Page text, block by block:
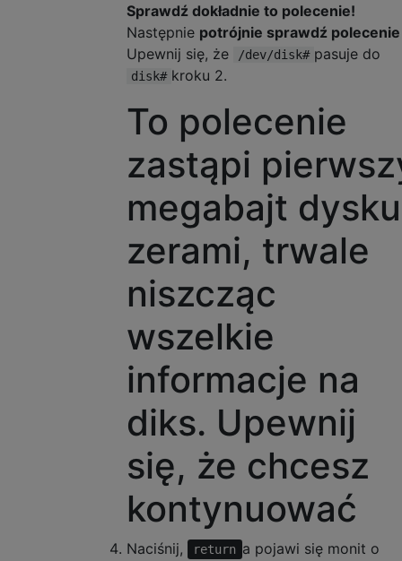
Sprawdź dokładnie to polecenie!
Następnie potrójnie sprawdź polecenie
Upewnij się, że
/dev/disk# pasuje do
disk# kroku 2.
To polecenie
zastąpi
megabajt dysku
zerami, trwale
niszcząc
wszelkie
informacje na
diks. Upewnij
się, że chcesz
kontynuować
Naciśnij, return a pojawi się monit o